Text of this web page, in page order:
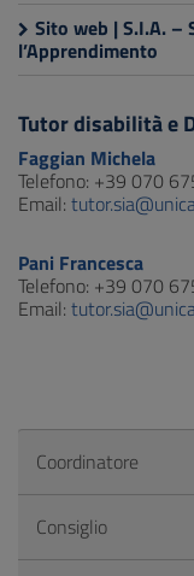
Sito web | S.I.A. –
l’Apprendimento
Tutor disabilità e
Faggian Michela
Telefono: +39 070
Email:
Pani Francesca
Telefono: +39 070
Email:
Coordinatore
Consiglio